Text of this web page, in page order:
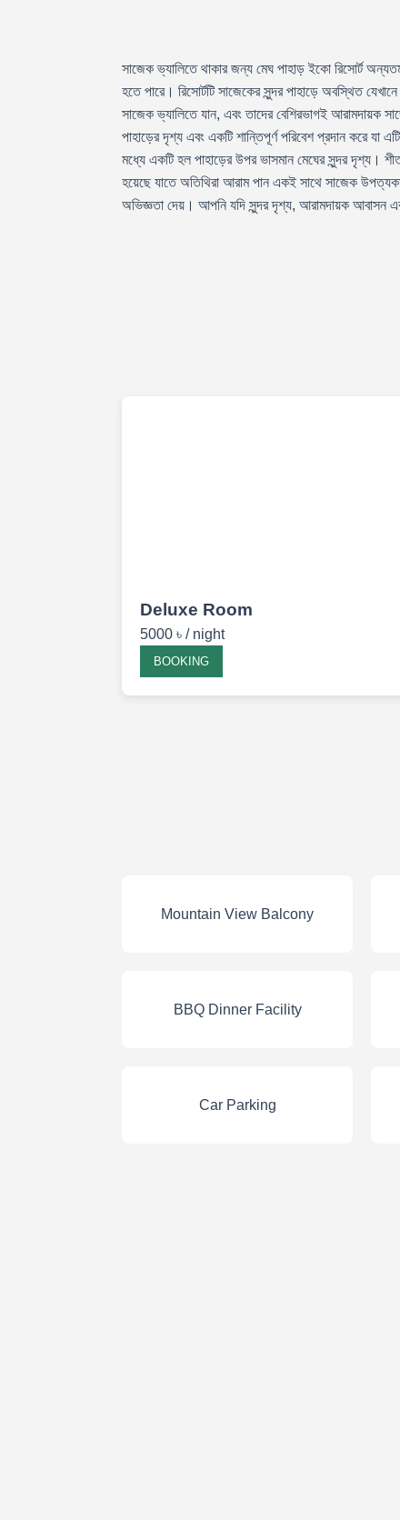
সাজেক ভ্যালিতে থাকার জন্য মেঘ পাহাড় ইকো রিসোর্ট
হতে পারে। রিসোর্টটি সাজেকের সুন্দর পাহাড়ে অবস্থিত
সাজেক ভ্যালিতে যান, এবং তাদের বেশিরভাগই আরামদায়ক
পাহাড়ের দৃশ্য এবং একটি শান্তিপূর্ণ পরিবেশ প্রদান করে যা
মধ্যে একটি হল পাহাড়ের উপর ভাসমান মেঘের সুন্দর দৃশ্য।
হয়েছে যাতে অতিথিরা আরাম পান একই সাথে সাজেক
অভিজ্ঞতা দেয়। আপনি যদি সুন্দর দৃশ্য, আরামদায়ক আবাসন
Deluxe Room
5000 ৳ / night
BOOKING
Mountain View Balcony
BBQ Dinner Facility
Car Parking